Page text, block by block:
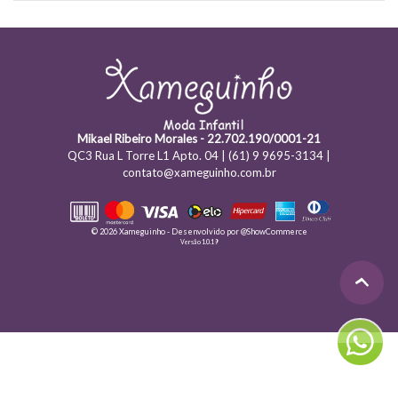
Mikael Ribeiro Morales - 22.702.190/0001-21
QC3 Rua L Torre L1 Apto. 04 | (61) 9 9695-3134 |
contato@xameguinho.com.br
© 2026 Xameguinho - Desenvolvido por@ShowCommerce
Versão 1.0.19